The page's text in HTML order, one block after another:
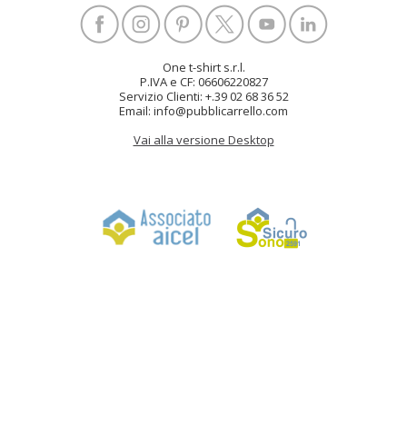
One t-shirt s.r.l.
P.IVA e CF: 06606220827
Servizio Clienti: +.39 02 68 36 52
Email: info@pubblicarrello.com
Vai alla versione Desktop